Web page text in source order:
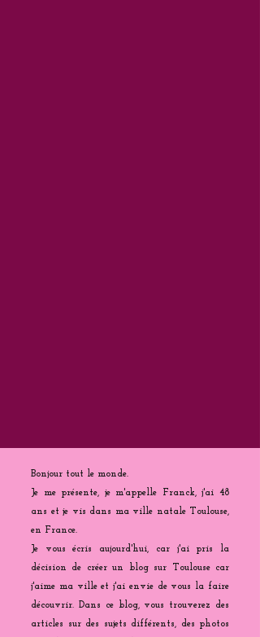
Bonjour tout le monde.
Je me présente, je m'appelle Franck, j'ai 48
ans et je vis dans ma ville natale Toulouse,
en France.
Je vous écris aujourd'hui, car j'ai pris la
décision de créer un blog sur Toulouse car
j'aime ma ville et j'ai envie de vous la faire
découvrir. Dans ce blog, vous trouverez des
articles sur des sujets différents, des photos